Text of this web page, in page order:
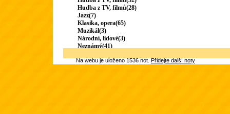
Hudba z TV, filmů(28)
Jazz(7)
Klasika, opera(65)
Muzikál(3)
Národní, lidové(3)
Neznámý(41)
Na webu je uloženo 1536 not.Přidejte další noty